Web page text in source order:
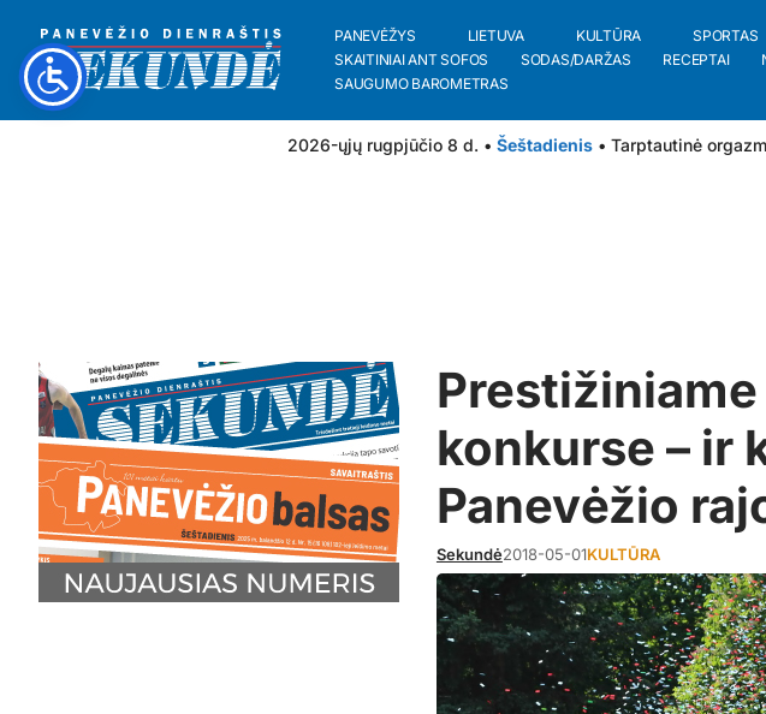
PANEVĖŽYS LIETUVA KULTŪRA SPORTAS
SKAITINIAI ANT SOFOS
SODAS/DARŽAS RECEPTAI
SAUGUMO BAROMETRAS
2026-ųjų rugpjūčio 8 d. • Šeštadienis • Tarptautinė
konkurse – ir
Panevėžio
Sekundė2018-05-01KULTŪRA